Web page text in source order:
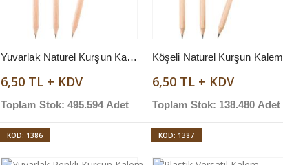
Yuvarlak Naturel Kurşun Kalem
6,50 TL + KDV
Toplam Stok: 495.594 Adet
Köşeli Naturel Kurşun Kalem
6,50 TL + KDV
Toplam Stok: 138.480 Adet
KOD: 1386 KOD: 1387